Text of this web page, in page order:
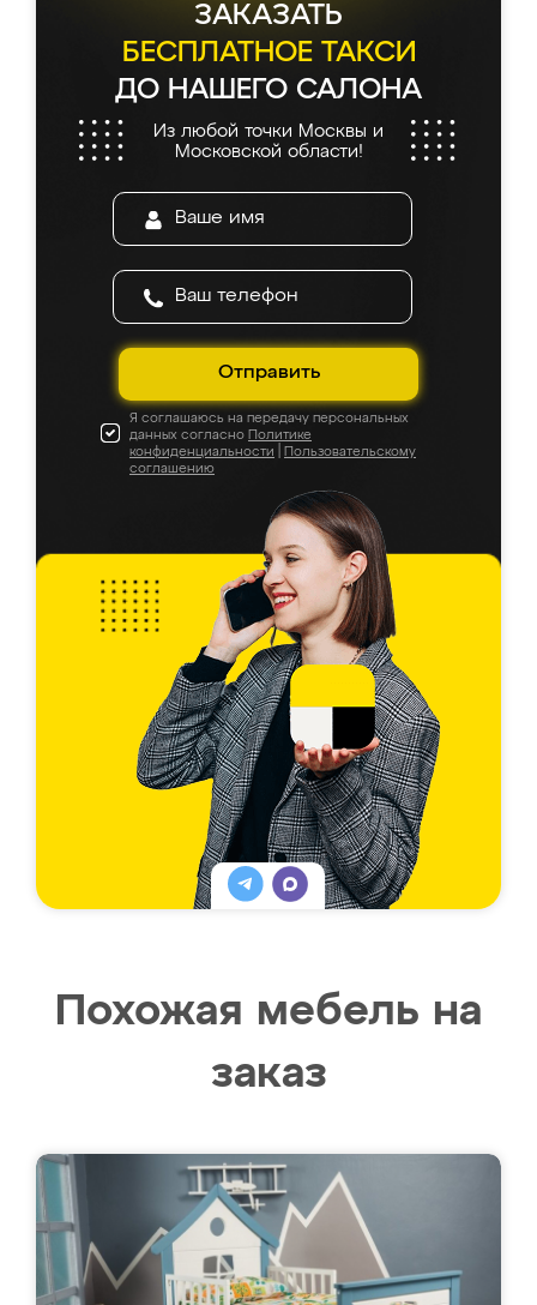
ЗАКАЗАТЬ
БЕСПЛАТНОЕ ТАКСИ
ДО НАШЕГО САЛОНА
Из любой точки Москвы и
Московской области!
Отправить
Я соглашаюсь на передачу персональных
данных согласно Политике
конфиденциальности
Пользовательскому
соглашению
Похожая мебель на
заказ